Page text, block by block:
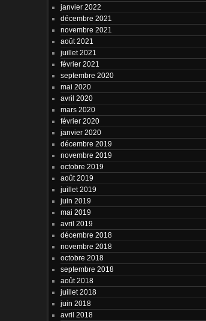
janvier 2022
décembre 2021
novembre 2021
août 2021
juillet 2021
février 2021
septembre 2020
mai 2020
avril 2020
mars 2020
février 2020
janvier 2020
décembre 2019
novembre 2019
octobre 2019
août 2019
juillet 2019
juin 2019
mai 2019
avril 2019
décembre 2018
novembre 2018
octobre 2018
septembre 2018
août 2018
juillet 2018
juin 2018
avril 2018